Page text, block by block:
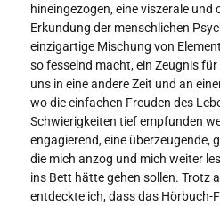
hineingezogen, eine viszerale
Erkundung der menschlichen
einzigartige Mischung von
so fesselnd macht, ein Zeugnis
uns in eine andere Zeit und an
wo die einfachen Freuden des
Schwierigkeiten tief empfunden
engagierend, eine überzeugende,
die mich anzog und mich weiter
ins Bett hätte gehen sollen. Trotz
entdeckte ich, dass das Hörbuch-